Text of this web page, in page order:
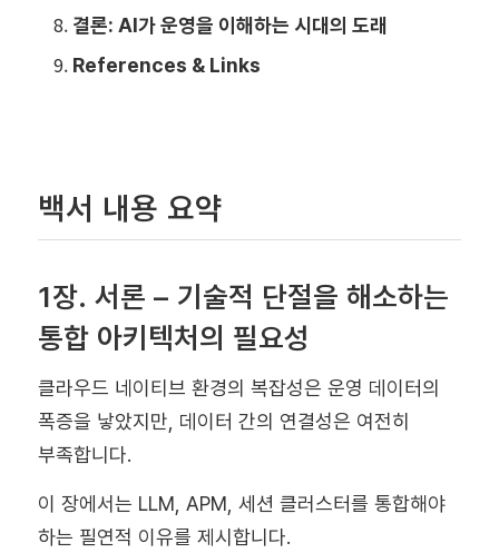
결론: AI가 운영을 이해하는 시대의 도래
References & Links
백서 내용 요약
1장. 서론 – 기술적 단절을 해소하는
통합 아키텍처의 필요성
클라우드 네이티브 환경의 복잡성은 운영 데이터의
폭증을 낳았지만, 데이터 간의 연결성은 여전히
부족합니다.
이 장에서는 LLM, APM, 세션 클러스터를 통합해야
하는 필연적 이유를 제시합니다.